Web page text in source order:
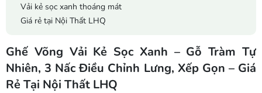
Vải kẻ sọc xanh thoáng mát
Giá rẻ tại Nội Thất LHQ
Ghế Võng Vải Kẻ Sọc Xanh – Gỗ Tràm Tự
Nhiên, 3 Nấc Điều Chỉnh Lưng, Xếp Gọn – Giá
Rẻ Tại Nội Thất LHQ